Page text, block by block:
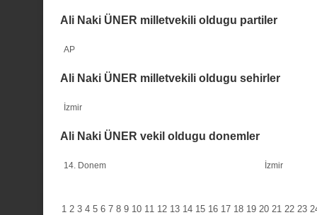
Ali Naki ÜNER milletvekili oldugu partiler
AP
Ali Naki ÜNER milletvekili oldugu sehirler
İzmir
Ali Naki ÜNER vekil oldugu donemler
14. Donem İzmir
1 2 3 4 5 6 7 8 9 10 11 12 13 14 15 16 17 18 19 20 21 22 23